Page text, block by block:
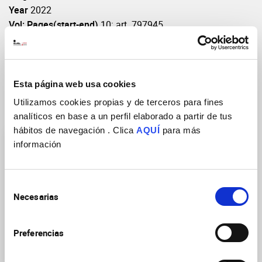
Esta página web usa cookies
Utilizamos cookies propias y de terceros para fines
analíticos en base a un perfil elaborado a partir de tus
hábitos de navegación . Clica AQUÍ para más
información
Necesarias
Preferencias
Year2022
Vol: Pages(start-end)10: art. 797945
DOIhttps://doi.org/10.3389/fcell.2022.797945
Research Groups
neuro-oncological